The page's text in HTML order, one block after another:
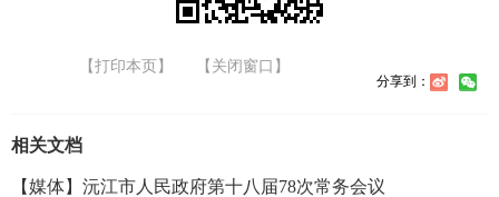
【打印本页】 【关闭窗口】
分享到：
相关文档
【媒体】沅江市人民政府第十八届78次常务会议